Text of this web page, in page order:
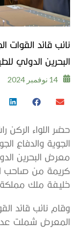
نائب قائد القوات
البحرين الدولي للطيران
14 نوفمبر 2024
حضر اللواء الركن
الجوية والدفاع
معرض البحرين
كريمة من صاحب
خليفة ملك مملكة
وقام نائب قائد
المعرض شملت